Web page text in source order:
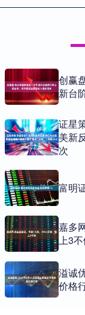
创赢
新台
证星
美新
次
富明
嘉多
上3
溢诚
价格